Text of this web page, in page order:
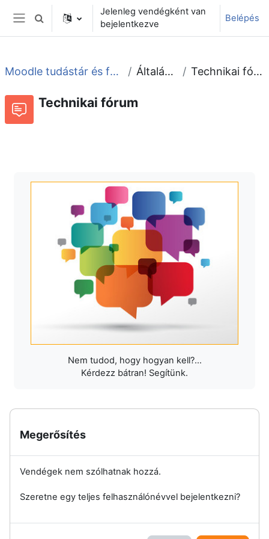
Tovább a fő tartalomhoz
Oldalpanel
Keresési bemeneti adatok váltása
Jelenleg vendégként van
bejelentkezve
Belépés
Moodle tudástár és fórum Általános Technikai fórum
Technikai fórum
Nem tudod, hogy hogyan kell?...
Kérdezz bátran! Segítünk.
Megerősítés
Vendégek nem szólhatnak hozzá.
Szeretne egy teljes felhasználónévvel bejelentkezni?